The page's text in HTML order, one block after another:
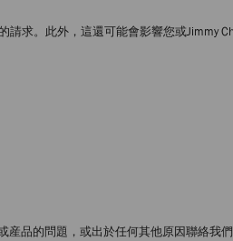
求。此外，這還可能會影響您或Jimmy
品的問題，或出於任何其他原因聯絡我們